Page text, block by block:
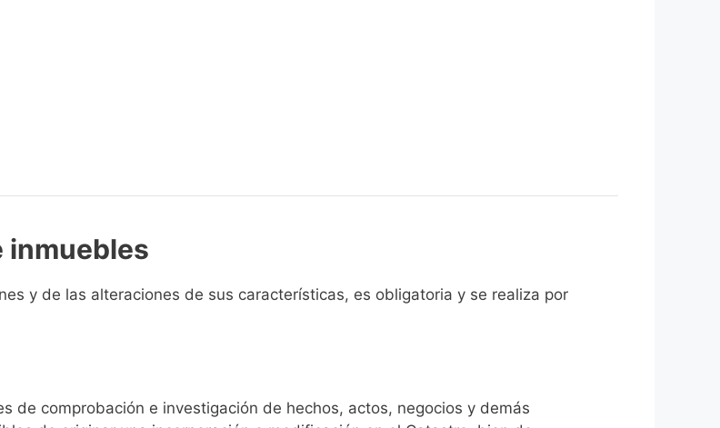
inmuebles
y de las alteraciones de sus características, es obligatoria y se realiza por
de comprobación e investigación de hechos, actos, negocios y demás